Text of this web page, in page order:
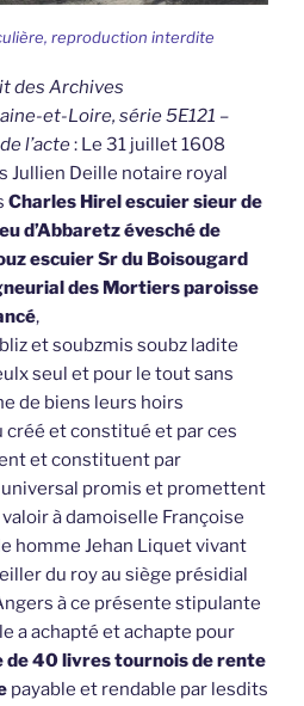
reproduction interdite
des Archives
et-Loire, série 5E121 –
l’acte: Le 31 juillet 1608
Jullien Deille notaire royal
Charles Hirel escuier sieur de
d’Abbaretz évesché de
escuier Sr du Boisougard
des Mortiers paroisse
,
et soubzmis soubz ladite
seul et pour le tout sans
de biens leurs hoirs
et constitué et par ces
et constituent par
promis et promettent
à damoiselle Françoise
homme Jehan Liquet vivant
du roy au siège présidial
à ce présente stipulante
a achapté et achapte pour
de 40 livres tournois de rente
payable et rendable par lesdits